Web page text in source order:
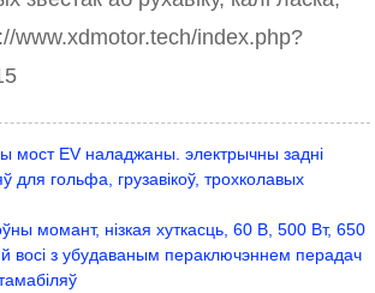
www.xdmotor.tech/index.php?
мост EV наладжаны. электрычны задні
для гольфа, грузавікоў, трохколавых
момант, нізкая хуткасць, 60 В, 500 Вт, 650
восі з убудаваным пераключэннем перадач